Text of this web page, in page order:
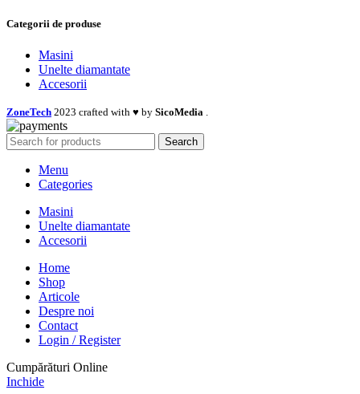
Categorii de produse
Masini
Unelte diamantate
Accesorii
ZoneTech 2023 crafted with ♥ by SicoMedia
Search
Menu
Categories
Masini
Unelte diamantate
Accesorii
Home
Shop
Articole
Despre noi
Contact
Login / Register
Cumpărături Online
Inchide